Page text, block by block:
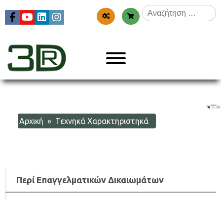
Αναζήτηση
για:
3dr
Αρχική » Τεχνηκά Χαρακτηριστηκά
Περί Επαγγελματικών Δικαιωμάτων